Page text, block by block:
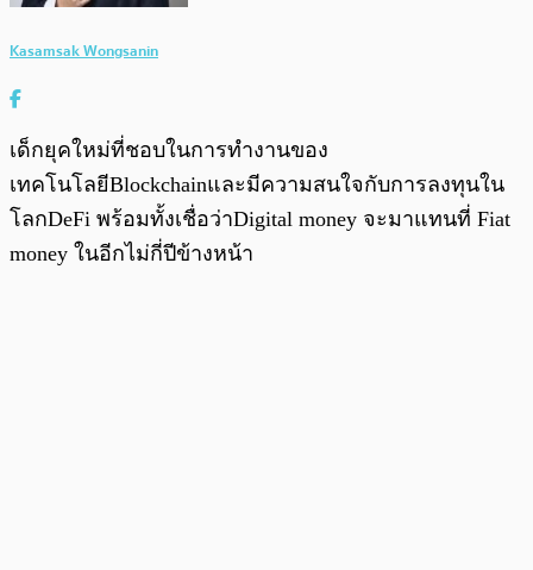
Kasamsak Wongsanin
เด็กยุคใหม่ที่ชอบในการทำงานของ
เทคโนโลยีBlockchainและมีความสนใจกับการลงทุนใน
โลกDeFi พร้อมทั้งเชื่อว่าDigital money จะมาแทนที่ Fiat
money ในอีกไม่กี่ปีข้างหน้า